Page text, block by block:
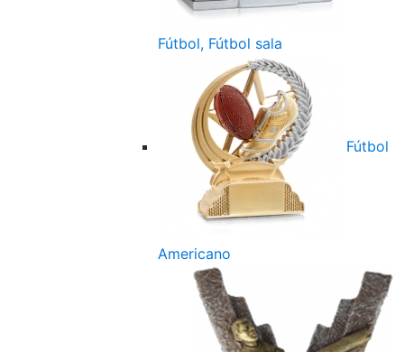
Fútbol, Fútbol sala
Fútbol
Americano